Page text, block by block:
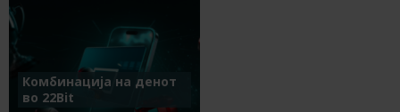
Комбинација на денот
во 22Bit